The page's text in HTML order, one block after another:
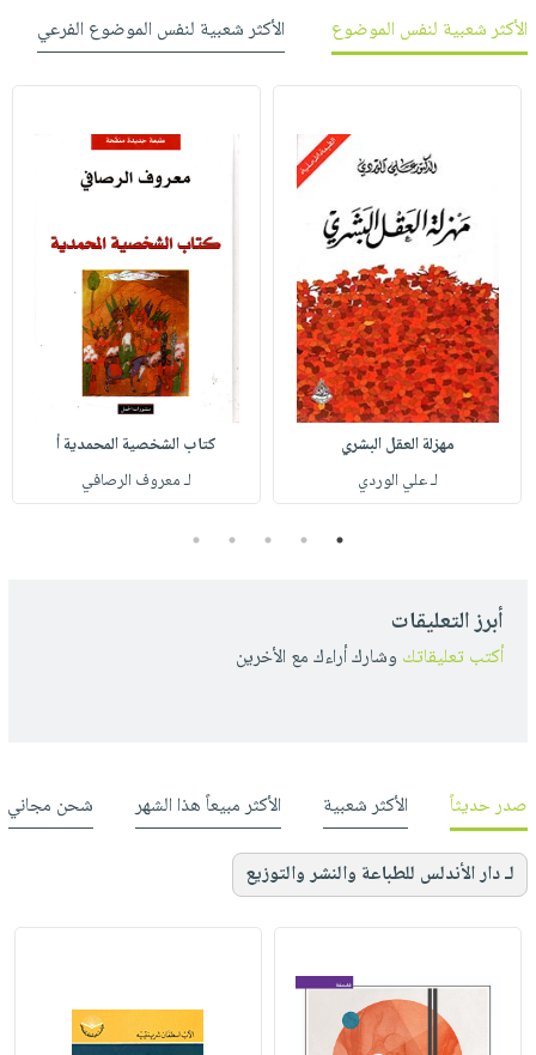
الأكثر شعبية لنفس الموضوع الأكثر شعبية لنفس الموضوع الفرعي
مهزلة العقل البشري
لـ علي الوردي
كتاب الشخصية المحمدية أ
لـ معروف الرصافي
1
2
3
4
5
أبرز التعليقات
أكتب تعليقاتك وشارك أراءك مع الأخرين
صدر حديثاً الأكثر شعبية الأكثر مبيعاً هذا الشهر شحن مجاني
لـ دار الأندلس للطباعة والنشر والتوزيع